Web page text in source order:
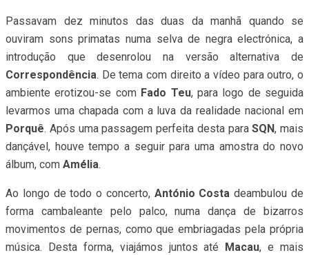
Passavam dez minutos das duas da manhã quando se
ouviram sons primatas numa selva de negra electrónica, a
introdução que desenrolou na versão alternativa de
Correspondência. De tema com direito a vídeo para outro, o
ambiente erotizou-se com Fado Teu, para logo de seguida
levarmos uma chapada com a luva da realidade nacional em
Porquê. Após uma passagem perfeita desta paraSQN, mais
dançável, houve tempo a seguir para uma amostra do novo
álbum, com Amélia.
Ao longo de todo o concerto, António Costa deambulou de
forma cambaleante pelo palco, numa dança de bizarros
movimentos de pernas, como que embriagadas pela própria
música. Desta forma, viajámos juntos até
Macau, e mais